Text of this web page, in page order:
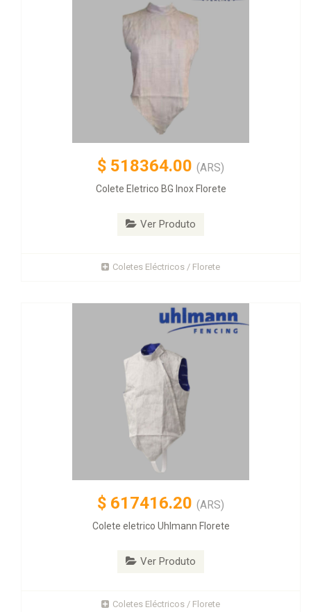
$ 518364.00 (ARS)
Colete Eletrico BG Inox Florete
Ver Produto
Coletes Eléctricos / Florete
$ 617416.20 (ARS)
Colete eletrico Uhlmann Florete
Ver Produto
Coletes Eléctricos / Florete